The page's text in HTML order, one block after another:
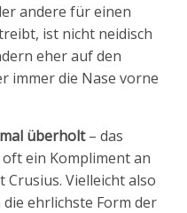
andere für einen
ist nicht neidisch
eher auf den
immer die Nase vorne
überholt– das
ein Kompliment an
Crusius. Vielleicht also
ehrlichste Form der